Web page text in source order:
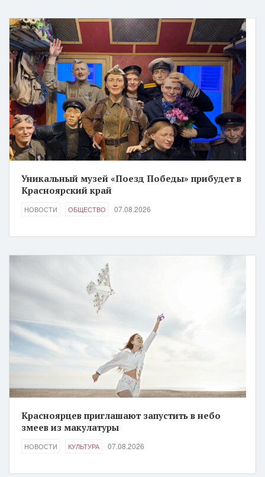
Уникальный музей «Поезд Победы» прибудет в
Красноярский край
НОВОСТИ ОБЩЕСТВО 07.08.2026
Красноярцев приглашают запустить в небо
змеев из макулатуры
НОВОСТИ КУЛЬТУРА 07.08.2026